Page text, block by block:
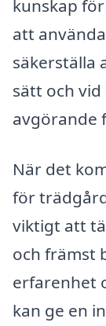
kunskap
att
säkerställa
sätt och
avgörande
När det
för
viktigt att
och främst
erfarenhet
kan ge en